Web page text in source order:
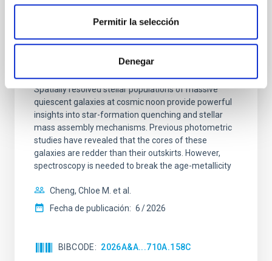
Permitir la selección
Denegar
Clues to inside-out quenching in quiescent
galaxies at 1.2 ≲ z ≲ 2.2: Age, Fe-, and
Spatially resolved stellar populations of massive
quiescent galaxies at cosmic noon provide powerful
insights into star-formation quenching and stellar
mass assembly mechanisms. Previous photometric
studies have revealed that the cores of these
galaxies are redder than their outskirts. However,
spectroscopy is needed to break the age-metallicity
Cheng, Chloe M. et al.
Fecha de publicación: 6 2026
BIBCODE 2026A&A...710A.158C